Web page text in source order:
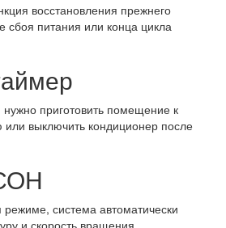
восстановления прежнего
сбоя питания или конца цикла
приготовить помещение к
выключить кондиционер после
система автоматически
и скорость вращения